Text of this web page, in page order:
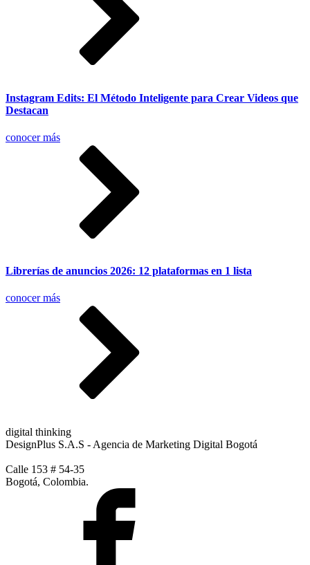
Instagram Edits: El Método Inteligente para Crear Videos que
Destacan
conocer más
Librerías de anuncios 2026: 12 plataformas en 1 lista
conocer más
digital thinking
DesignPlus S.A.S - Agencia de Marketing Digital Bogotá
Calle 153 # 54-35
Bogotá, Colombia.